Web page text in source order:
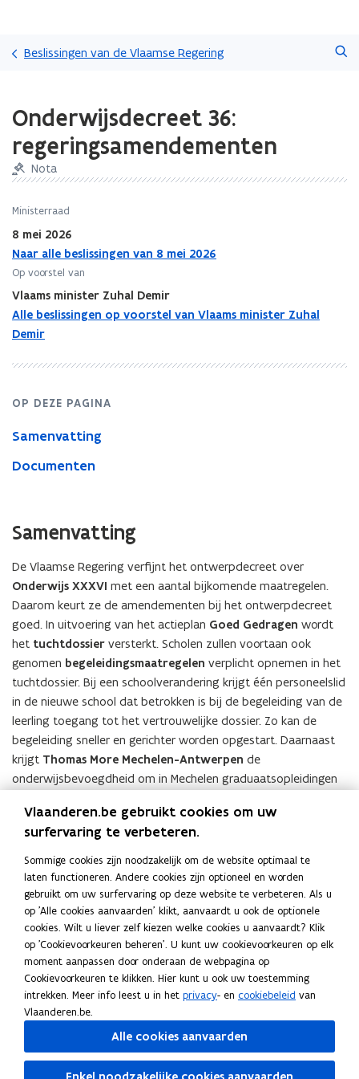
en
naar
gaan
Beslissingen van de Vlaamse Regering
met
laden.
bevindt
zich
Onderwijsdecreet
36:
regeringsamendementen
Onderwijsdecreet 36:
regeringsamendementen
Nota
Ministerraad
8 mei 2026
Naar alle beslissingen van 8 mei 2026
Op voorstel van
Vlaams minister Zuhal Demir
Alle beslissingen op voorstel van Vlaams minister Zuhal
Demir
OP DEZE PAGINA
Samenvatting
Documenten
Samenvatting
De Vlaamse Regering verfijnt het ontwerpdecreet over
Onderwijs XXXVI met een aantal bijkomende maatregelen.
Daarom keurt ze de amendementen bij het ontwerpdecreet
goed. In uitvoering van het actieplan Goed Gedragen wordt
het tuchtdossier versterkt. Scholen zullen voortaan ook
genomen begeleidingsmaatregelen verplicht opnemen in het
tuchtdossier. Bij een schoolverandering krijgt één personeelslid
in de nieuwe school dat betrokken is bij de begeleiding van de
leerling toegang tot het vertrouwelijke dossier. Zo kan de
begeleiding sneller en gerichter worden opgestart. Daarnaast
krijgt Thomas More Mechelen-Antwerpen de
onderwijsbevoegdheid om in Mechelen graduaatsopleidingen
de graad van gegradueerde uit te reiken. Ook wordt mogelijk
gemaakt dat hogeronderwijsinstellingen bij de overdracht van
een opleiding afspraken kunnen maken over de overdracht van
middelen. De amendementen worden nu ingediend bij het
Vlaams Parlement.
Documenten
R
2
0
2
6
8
VR 2026 0805 DOC.0466-1
Regeringsamendementen ODXXXVI - nota BIS
V
R
2
0
2
6
8
PDF • 97,0KB
V
0
VR 2026 0805 DOC.0466-2
Regeringsamendementen ODXXXVI - bijlage
V
0
PDF • 209,0KB
Vlaanderen.be gebruikt cookies om uw
surfervaring te verbeteren.
Sommige cookies zijn noodzakelijk om de website optimaal te
laten functioneren. Andere cookies zijn optioneel en worden
gebruikt om uw surfervaring op deze website te verbeteren. Als u
op 'Alle cookies aanvaarden' klikt, aanvaardt u ook de optionele
cookies. Wilt u liever zelf kiezen welke cookies u aanvaardt? Klik
op 'Cookievoorkeuren beheren'. U kunt uw cookievoorkeuren op elk
moment aanpassen door onderaan de webpagina op
Cookievoorkeuren te klikken. Hier kunt u ook uw toestemming
intrekken. Meer info leest u in het privacy- en cookiebeleid van
Vlaanderen.be.
Alle cookies aanvaarden